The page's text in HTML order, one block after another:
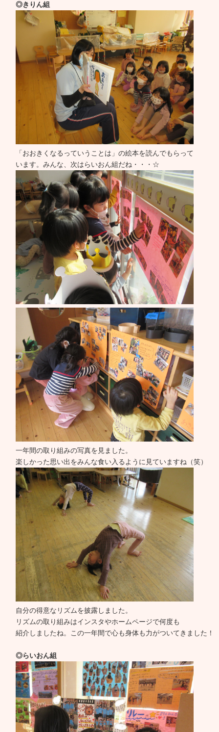
◎きりん組
「おおきくなるっていうことは」の絵本を読んでもらって
います。みんな、次はらいおん組だね・・・☆
一年間の取り組みの写真を見ました。
楽しかった思い出をみんな食い入るように見ていますね（笑）
自分の得意なリズムを披露しました。
リズムの取り組みはインスタやホームページで何度も
紹介しましたね。この一年間で心も身体も力がついてきました！
◎らいおん組